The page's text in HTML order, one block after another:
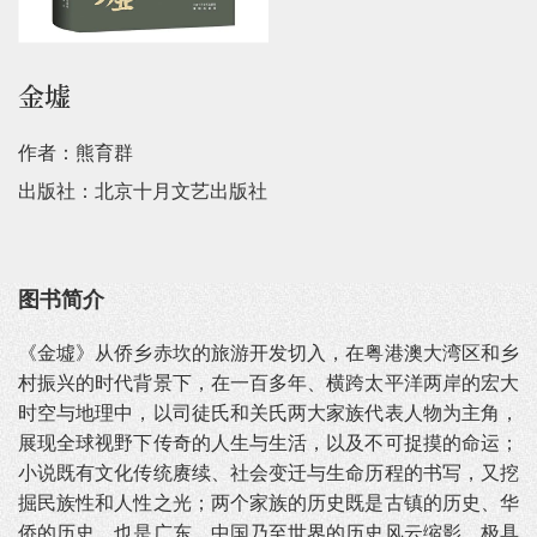
金墟
作者：熊育群
出版社：北京十月文艺出版社
图书简介
《金墟》从侨乡赤坎的旅游开发切入，在粤港澳大湾区和乡
村振兴的时代背景下，在一百多年、横跨太平洋两岸的宏大
时空与地理中，以司徒氏和关氏两大家族代表人物为主角，
展现全球视野下传奇的人生与生活，以及不可捉摸的命运；
小说既有文化传统赓续、社会变迁与生命历程的书写，又挖
掘民族性和人性之光；两个家族的历史既是古镇的历史、华
侨的历史，也是广东、中国乃至世界的历史风云缩影，极具